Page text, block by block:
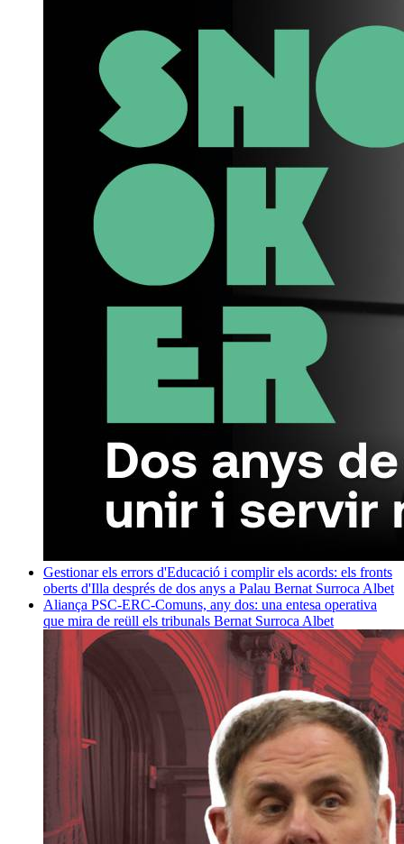
Gestionar els errors d'Educació i complir els acords: els fronts
oberts d'Illa després de dos anys a Palau Bernat Surroca Albet
Aliança PSC-ERC-Comuns, any dos: una entesa operativa
que mira de reüll els tribunals Bernat Surroca Albet